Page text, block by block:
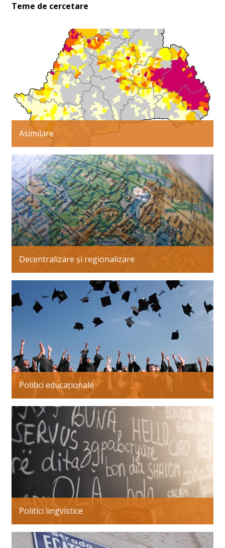
Teme de cercetare
Asimilare
Decentralizare și regionalizare
Politici educaționale
Politici lingvistice